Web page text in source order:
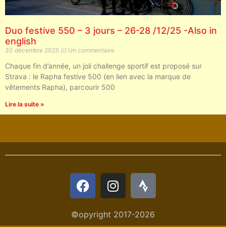
Duo festive 550 – 3 jours – 26-28 /12/25 -Also in
english
30 décembre 2025 Un commentaire
Chaque fin d’année, un joli challenge sportif est proposé sur
Strava : le Rapha festive 500 (en lien avec la marque de
vêtements Rapha), parcourir 500
Lire la suite »
©opyright 2017-2026